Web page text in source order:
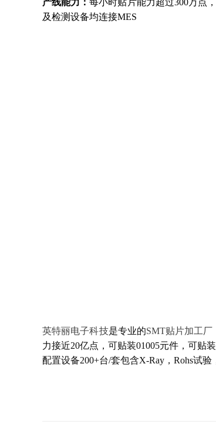
产线能力：每小时贴片能力超过300万点
及检测设备均连接MES
英特丽电子科技是专业的SMT贴片加工厂
力接近20亿点，可贴装01005元件，可贴
配置设备200+台/套包含X-Ray，Rohs试